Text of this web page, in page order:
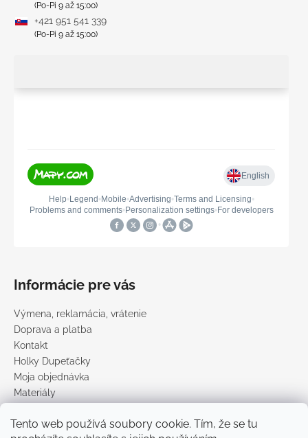
Tento web používá soubory cookie. Tím, že se tu
(Po-Pi 9 až 15:00)
+421 951 541 339
(Po-Pi 9 až 15:00)
Informácie pre vás
Výmena, reklamácia, vrátenie
Doprava a platba
Kontakt
Holky Dupeťačky
Moja objednávka
Materiály
Podmienky ochrany osobných údajov